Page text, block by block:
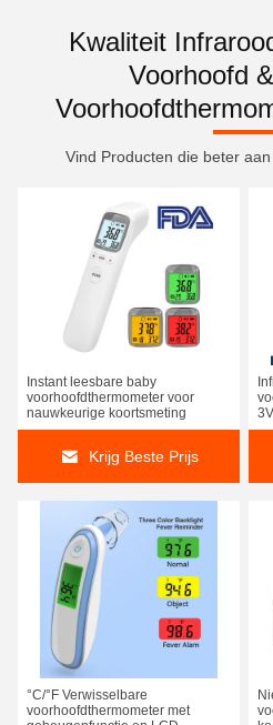
Kwaliteit
Voorhoofd
Vind Producten die beter
Instant leesbare baby
voorhoofdthermometer voor
nauwkeurige koortsmeting
Krijg Beste Prijs
°C/°F Verwisselbare
voorhoofdthermometer met